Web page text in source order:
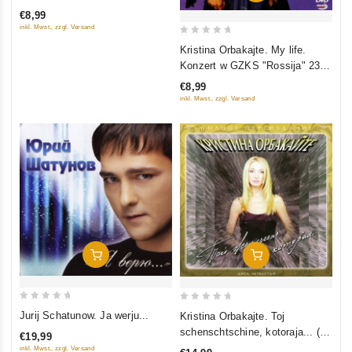
€8,99
inkl. Mwst., zzgl. Versand
5
Kristina Orbakajte. My life.
Konzert w GZKS "Rossija" 23
Oktjabrja 2005
€8,99
inkl. Mwst., zzgl. Versand
In Den Warenkorb
out
of
Jurij Schatunow. Ja werju...
€19,99
inkl. Mwst., zzgl. Versand
In Den Warenkorb
Kristina Orbakajte. Toj
schenschtschine, kotoraja... (2
CD)